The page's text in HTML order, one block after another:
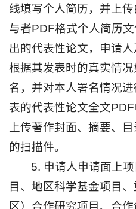
线填写个人简历，并上
与者PDF格式个人简历
出的代表性论文，申请
根据其发表时的真实情
名，并对本人署名情况
表的代表性论文全文
上传著作封面、摘要、
的扫描件。
5. 申请人申请面上
目、地区科学基金项目
区）合作研究项目、合